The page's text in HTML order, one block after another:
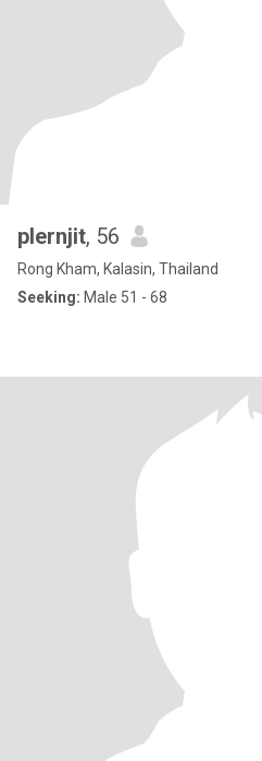
plernjit, 56
Rong Kham, Kalasin, Thailand
Seeking: Male 51 - 68